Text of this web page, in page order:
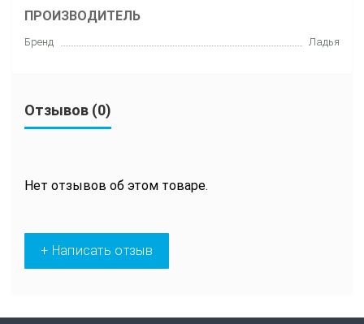
ПРОИЗВОДИТЕЛЬ
Бренд Ладья
Отзывов (0)
Нет отзывов об этом товаре.
+ Написать отзыв